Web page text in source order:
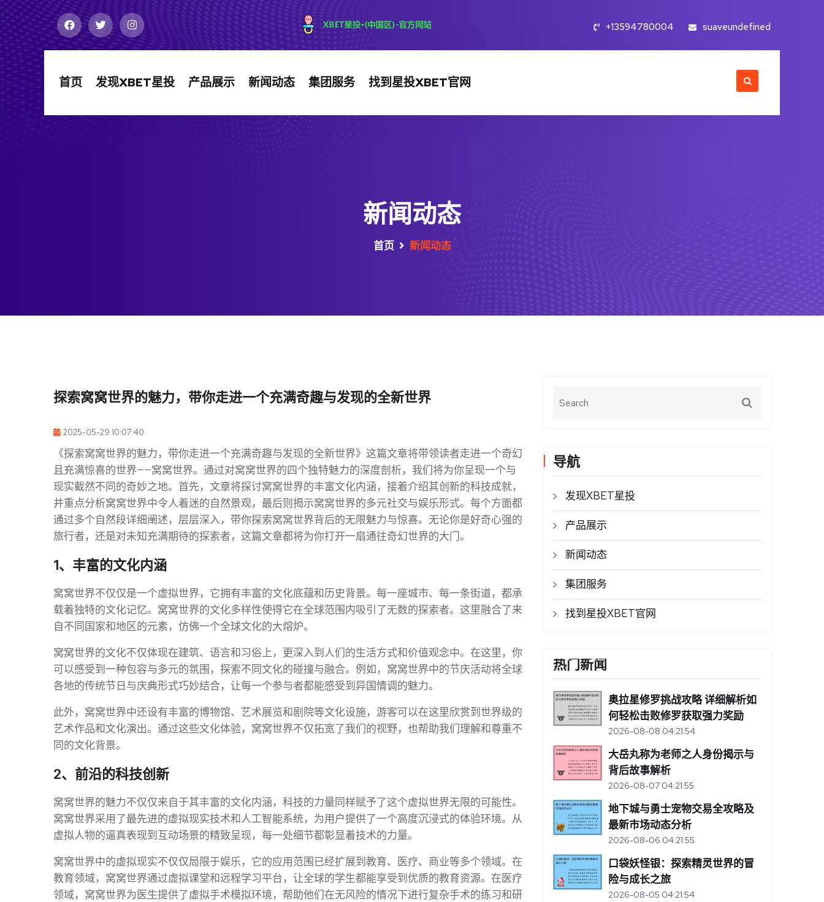
+13594780004 suaveundefined
首页 发现XBET星投 产品展示 新闻动态 集团服务 找到星投XBET官网
新闻动态
首页 新闻动态
探索窝窝世界的魅力，带你走进一个充满奇趣与发现的全新世界
2025-05-29 10:07:40
《探索窝窝世界的魅力，带你走进一个充满奇趣与发现的全新世界》这篇文章将带领读者走进一个奇幻
且充满惊喜的世界——窝窝世界。通过对窝窝世界的四个独特魅力的深度剖析，我们将为你呈现一个与
现实截然不同的奇妙之地。首先，文章将探讨窝窝世界的丰富文化内涵，接着介绍其创新的科技成就，
并重点分析窝窝世界中令人着迷的自然景观，最后则揭示窝窝世界的多元社交与娱乐形式。每个方面都
通过多个自然段详细阐述，层层深入，带你探索窝窝世界背后的无限魅力与惊喜。无论你是好奇心强的
旅行者，还是对未知充满期待的探索者，这篇文章都将为你打开一扇通往奇幻世界的大门。
1、丰富的文化内涵
窝窝世界不仅仅是一个虚拟世界，它拥有丰富的文化底蕴和历史背景。每一座城市、每一条街道，都承
载着独特的文化记忆。窝窝世界的文化多样性使得它在全球范围内吸引了无数的探索者。这里融合了来
自不同国家和地区的元素，仿佛一个全球文化的大熔炉。
窝窝世界的文化不仅体现在建筑、语言和习俗上，更深入到人们的生活方式和价值观念中。在这里，你
可以感受到一种包容与多元的氛围，探索不同文化的碰撞与融合。例如，窝窝世界中的节庆活动将全球
各地的传统节日与庆典形式巧妙结合，让每一个参与者都能感受到异国情调的魅力。
此外，窝窝世界中还设有丰富的博物馆、艺术展览和剧院等文化设施，游客可以在这里欣赏到世界级的
艺术作品和文化演出。通过这些文化体验，窝窝世界不仅拓宽了我们的视野，也帮助我们理解和尊重不
同的文化背景。
2、前沿的科技创新
窝窝世界的魅力不仅仅来自于其丰富的文化内涵，科技的力量同样赋予了这个虚拟世界无限的可能性。
窝窝世界采用了最先进的虚拟现实技术和人工智能系统，为用户提供了一个高度沉浸式的体验环境。从
虚拟人物的逼真表现到互动场景的精致呈现，每一处细节都彰显着技术的力量。
窝窝世界中的虚拟现实不仅仅局限于娱乐，它的应用范围已经扩展到教育、医疗、商业等多个领域。在
教育领域，窝窝世界通过虚拟课堂和远程学习平台，让全球的学生都能享受到优质的教育资源。在医疗
领域，窝窝世界为医生提供了虚拟手术模拟环境，帮助他们在无风险的情况下进行复杂手术的练习和研
导航
发现XBET星投
产品展示
新闻动态
集团服务
找到星投XBET官网
热门新闻
奥拉星修罗挑战攻略 详细解析如
何轻松击败修罗获取强力奖励
2026-08-08 04:21:54
大岳丸称为老师之人身份揭示与
背后故事解析
2026-08-07 04:21:55
地下城与勇士宠物交易全攻略及
最新市场动态分析
2026-08-06 04:21:55
口袋妖怪银：探索精灵世界的冒
险与成长之旅
2026-08-05 04:21:54